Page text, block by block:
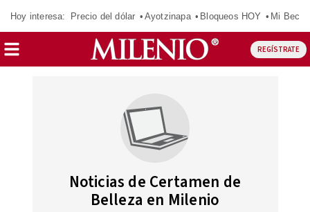
Hoy interesa: Precio del dólar Ayotzinapa Bloqueos HOY Mi Beca
REGÍSTRATE
Noticias de Certamen de
Belleza en Milenio